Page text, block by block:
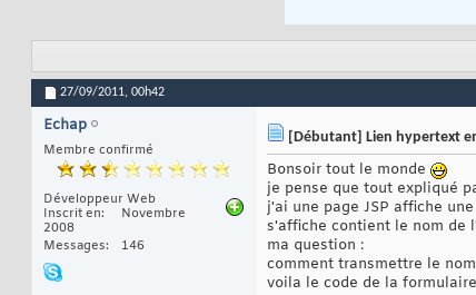
27/09/2011, 00h42
Echap
Membre confirmé
Développeur Web
Inscrit en
Novembre
2008
Messages
146
[Débutant] Lien hypertext
Bonsoir tout le monde
je pense que tout expliqué
j'ai une page JSP affiche
s'affiche contient le nom de
ma question :
comment transmettre le
voila le code de la